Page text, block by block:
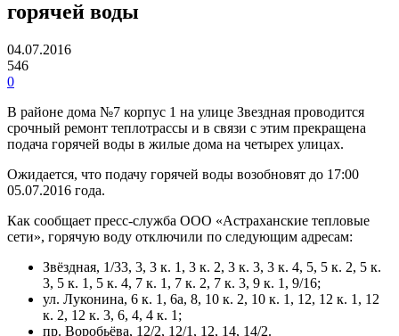
горячей воды
04.07.2016
546
0
В районе дома №7 корпус 1 на улице Звездная проводится
срочный ремонт теплотрассы и в связи с этим прекращена
подача горячей воды в жилые дома на четырех улицах.
Ожидается, что подачу горячей воды возобновят до 17:00
05.07.2016 года.
Как сообщает пресс-служба ООО «Астраханские тепловые
сети», горячую воду отключили по следующим адресам:
Звёздная, 1/33, 3, 3 к. 1, 3 к. 2, 3 к. 3, 3 к. 4, 5, 5 к. 2, 5 к.
3, 5 к. 1, 5 к. 4, 7 к. 1, 7 к. 2, 7 к. 3, 9 к. 1, 9/16;
ул. Луконина, 6 к. 1, 6а, 8, 10 к. 2, 10 к. 1, 12, 12 к. 1, 12
к. 2, 12 к. 3, 6, 4, 4 к. 1;
пр. Воробьёва, 12/2, 12/1, 12, 14, 14/2.